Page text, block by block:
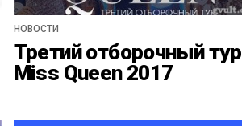
НОВОСТИ
Третий отборочный тур
Miss Queen 2017